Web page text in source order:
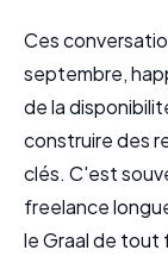
Ces
septembre,
de la
construire des
clés. C'est
freelance
le Graal de tout